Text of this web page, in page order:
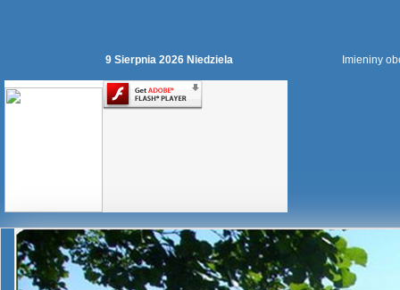
9 Sierpnia 2026 Niedziela Imieniny